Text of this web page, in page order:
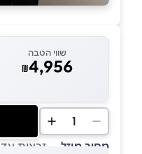
שווי הטבה
₪4,956
1
מחיר מוזל — זכאות עד 5 שוברים לחודש קלנדרי